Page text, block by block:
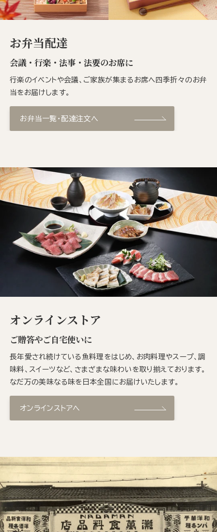
お弁当配達
会議・行楽・法事・法要のお席に
行楽のイベントや会議、ご家族が集まるお席へ四季折々のお弁
当をお届けします。
お弁当一覧・配達注文へ
オンラインストア
ご贈答やご自宅使いに
長年愛され続けている魚料理をはじめ、お肉料理やスープ、調
味料、スイーツなど、さまざまな味わいを取り揃えております。
なだ万の美味なる味を日本全国にお届けいたします。
オンラインストアへ